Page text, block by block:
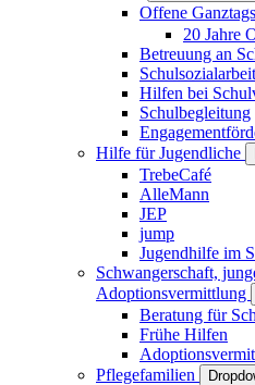
Offene
20 Jahre
Betreuung an
Schulsozialarbeit
Hilfen bei
Schulbegleitung
Hilfe für Jugendliche
TrebeCafé
AlleMann
JEP
jump
Jugendhilfe im
Schwangerschaft,
Adoptionsvermittlung
Beratung für
Frühe Hilfen
Pflegefamilien